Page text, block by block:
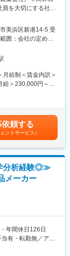
、未経験者も安心
ぼすべての製薬会
体制と確かな品質
かし、現在は創薬
と連携し、研究開
かし、有効性・安
受託製造にも注力
、伝承的に食され
を大切にする社風
業務をご担当いた
価、微生物限度試
に国内で初めてカ
にわたり、医薬
国内のほとんどの
研究開発体制、確
ます。
すが、今、新たに
や研究機関等との
美浜区新港14-5 受
囲：会社の定める
給制＜賃金内訳＞
給＞230,000円～
固定手当を含めた表
依頼する
ントサービス）
分析経験◎≫
メーカー
年間休日126日
有・転勤無／アル